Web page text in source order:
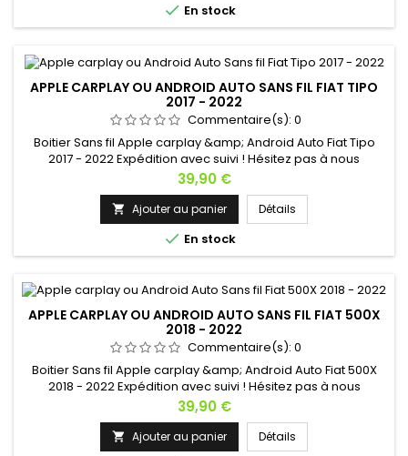
 En stock
APPLE CARPLAY OU ANDROID AUTO SANS FIL FIAT TIPO
2017 - 2022
Commentaire(s): 0
Boitier Sans fil Apple carplay &amp; Android Auto Fiat Tipo
2017 - 2022 Expédition avec suivi ! Hésitez pas à nous
contacter si vous avez une question !
Prix
39,90 €
 Ajouter au panier Détails
 En stock
APPLE CARPLAY OU ANDROID AUTO SANS FIL FIAT 500X
2018 - 2022
Commentaire(s): 0
Boitier Sans fil Apple carplay &amp; Android Auto Fiat 500X
2018 - 2022 Expédition avec suivi ! Hésitez pas à nous
contacter si vous avez une question !
Prix
39,90 €
 Ajouter au panier Détails